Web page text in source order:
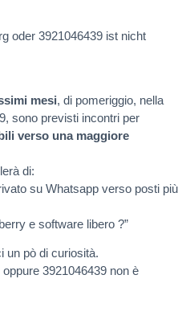
oder 3921046439 ist nicht
mesi, di pomeriggio, nella
sono previsti incontri per
verso una maggiore
di:
su Whatsapp verso posti più
e software libero ?”
un pò di curiosità.
oppure 3921046439 non è